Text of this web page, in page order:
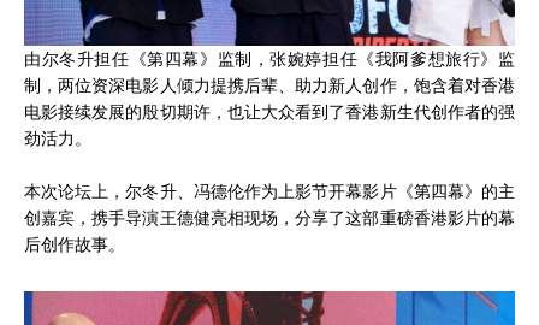
由尔冬升担任《第四幕》监制，张婉婷担任《我阿爹想旅行》监
制，两位资深电影人倾力提携后辈、助力新人创作，饱含着对香港
电影接续发展的殷切期许，也让大众看到了香港新生代创作者的强
劲活力。
本次论坛上，尔冬升、冯德伦作为上影节开幕影片《第四幕》的主
创嘉宾，携手导演王德健亮相现场，分享了这部重磅香港影片的幕
后创作故事。